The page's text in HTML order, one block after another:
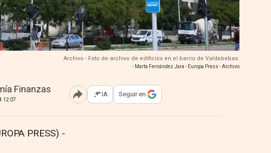
Archivo - Foto de archivo de edificios en el barrio de Valdebebas.
- Marta Fernández Jara - Europa Press - Archivo
Finanzas
12:07 Abrir opciones para compartir
IA Seguir en
PRESS) -